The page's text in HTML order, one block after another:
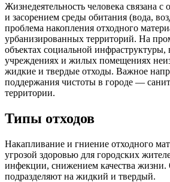
Жизнедеятельность человека связана с
и засорением среды обитания (вода,
проблема накопления отходного
урбанизированных территорий. На
объектах социальной
учреждениях и жилых помещениях
жидкие и твердые отходы. Важное
поддержания чистоты в городе —
территории.
Типы отходов
Накапливание и гниение отходного
угрозой здоровью для городских
инфекции, снижением качества
подразделяют на жидкий и твердый.